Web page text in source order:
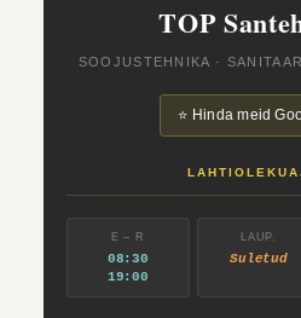
TOP
SOOJUSTEHNIKA ·
⭐ Hinda meid
E – R
08:30
19:00
LAUP.
Suletud